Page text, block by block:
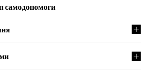
самодопомоги